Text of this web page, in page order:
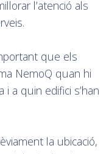
l’atenció als
que els
NemoQ quan hi
a quin edifici s’han
la ubicació,